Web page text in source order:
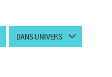
DANS UNIVERS